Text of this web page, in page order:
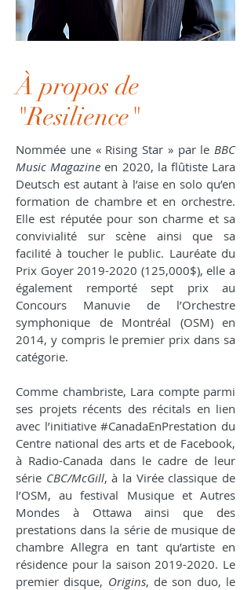
À propos de
"Resilience"
Nommée une « Rising Star » par le BBC
Music Magazine en 2020, la flûtiste Lara
Deutsch est autant à l’aise en solo qu’en
formation de chambre et en orchestre.
Elle est réputée pour son charme et sa
convivialité sur scène ainsi que sa
facilité à toucher le public. Lauréate du
Prix Goyer2019-2020 (125,000$), elle a
également remporté sept prix au
Concours Manuvie de l’Orchestre
symphonique de Montréal (OSM) en
2014, y compris le premier prix dans sa
catégorie.
Comme chambriste, Lara compte parmi
ses projets récents des récitals en lien
avec l’initiative #CanadaEnPrestation du
Centre national des arts et de Facebook,
à Radio-Canada dans le cadre de leur
série CBC/McGill, à la Virée classique de
l’OSM, au festival Musique et Autres
Mondes à Ottawa ainsi que des
prestations dans la série de musique de
chambre Allegra en tant qu’artiste en
résidence pour la saison2019-2020. Le
premier disque, Origins, de son duo, le